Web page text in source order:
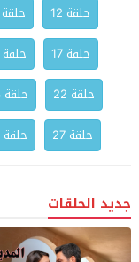
حلقة 12
حلقة
حلقة 17
حلقة 18
حلقة 22
حلقة 23
حلقة 27
حلقة 28
جديد الحلقات